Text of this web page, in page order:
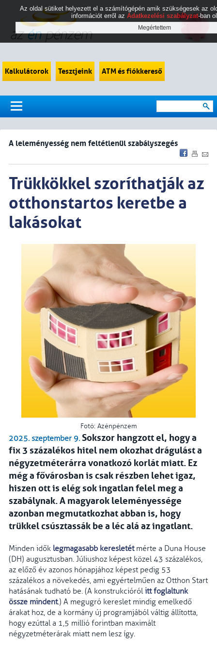
Kalkulátorok Tesztjeink ATM és fiókkereső
A leleményesség nem feltétlenül szabályszegés
Trükkökkel szoríthatják az
otthonstartos keretbe a
lakásokat
Fotó: Azénpénzem
2025. szeptember 9. Sokszor hangzott el, hogy a
fix 3 százalékos hitel nem okozhat drágulást a
négyzetméterárra vonatkozó korlát miatt. Ez
még a fővárosban is csak részben lehet igaz,
hiszen ott is elég sok ingatlan felel meg a
szabálynak. A magyarok leleményessége
azonban megmutatkozhat abban is, hogy
trükkel csúsztassák be a léc alá az ingatlant.
Minden idők legmagasabb keresletétmérte a Duna House
(DH) augusztusban. Júliushoz képest közel 43 százalékos,
az előző év azonos hónapjához képest pedig 53
százalékos a növekedés, ami egyértelműen az Otthon Start
hatásának tudható be. (A konstrukciórólitt foglaltunk
össze mindent.) A megugró kereslet mindig emelkedő
árakat hoz, de a kormány új programjából váltig állította,
hogy ezúttal a 1,5 millió forintban maximált
négyzetméterárak miatt nem lesz így.
Az oldal sütiket helyezett el a számítógépén amik szükségesek az
információt erről az Adatkezelési szabályzat-ban